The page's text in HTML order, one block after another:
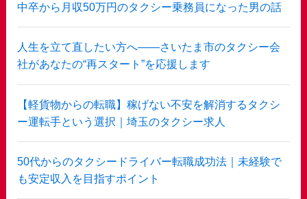
中卒から月収50万円のタクシー乗務員になった男の話
人生を立て直したい方へ——さいたま市のタクシー会
社があなたの“再スタート”を応援します
【軽貨物からの転職】稼げない不安を解消するタクシ
ー運転手という選択｜埼玉のタクシー求人
50代からのタクシードライバー転職成功法｜未経験で
も安定収入を目指すポイント